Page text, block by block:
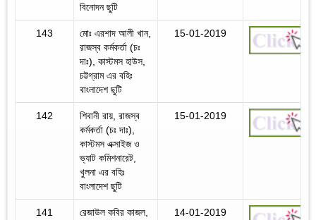
বিনোদন ছুটি
143
মোঃ এরশাদ আলী খান,
রাজস্ব কর্মকর্তা (চঃ
দাঃ), কাস্টমস হাউস,
চট্টগ্রাম এর বহিঃ
বাংলাদেশ ছুটি
15-01-2019
142
শিবানী রায়, রাজস্ব
কর্মকর্তা (চঃ দাঃ),
কাস্টমস এক্সাইজ ও
ভ্যাট কমিশনারেট,
খুলনা এর বহিঃ
বাংলাদেশ ছুটি
15-01-2019
141
রেজাউল কবির কাজল,
14-01-2019